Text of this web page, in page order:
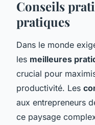
Conseils
pratiques
Dans le monde
les meilleures
crucial pour
productivité. Les
aux entrepreneurs
ce paysage